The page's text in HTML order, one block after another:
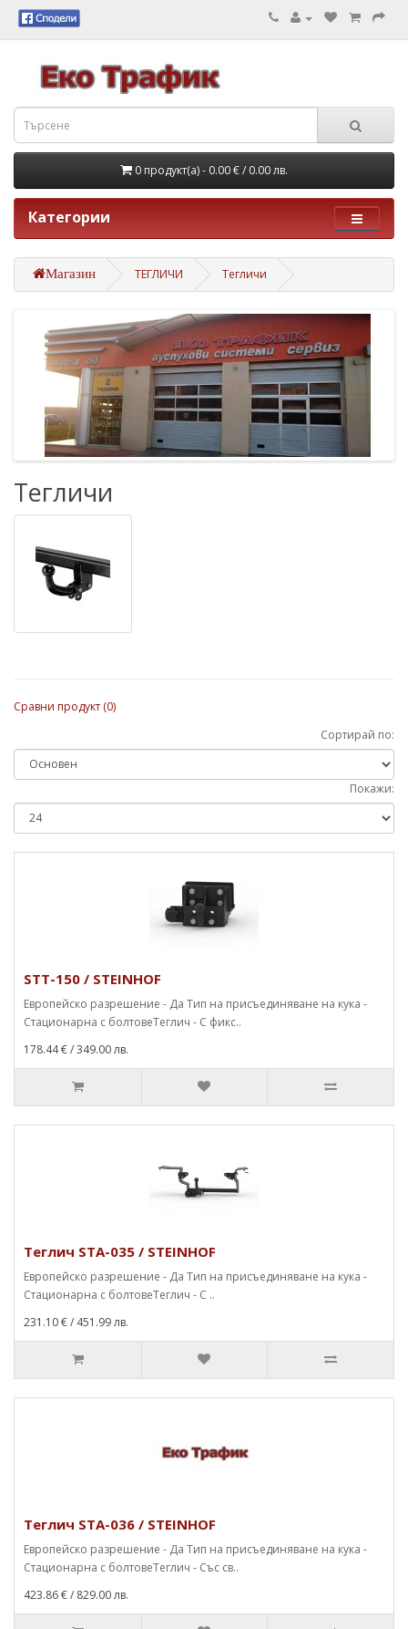
0 продукт(а) - 0.00 €/ 0.00 лв.
Категории
Магазин ТЕГЛИЧИ Тегличи
Тегличи
Сравни продукт (0)
Сортирай по:
Покажи:
STT-150 / STEINHOF
Европейско разрешение - Да Тип на присъединяване на кука -
Стационарна с болтовеТеглич - С фикс..
178.44 €/ 349.00 лв.
Теглич STA-035 / STEINHOF
Европейско разрешение - Да Тип на присъединяване на кука -
Стационарна с болтовеТеглич - С ..
231.10 €/ 451.99 лв.
Теглич STA-036 / STEINHOF
Европейско разрешение - Да Тип на присъединяване на кука -
Стационарна с болтовеТеглич - Със св..
423.86 €/ 829.00 лв.